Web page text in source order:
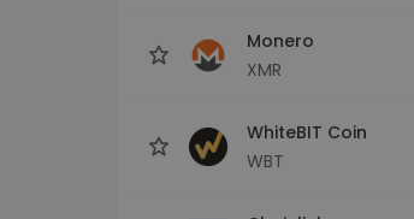
Monero
XMR
WhiteBIT Coin
WBT